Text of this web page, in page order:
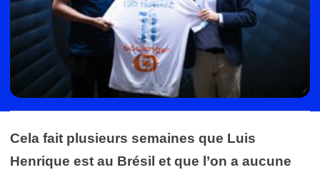
Cela fait plusieurs semaines que Luis
Henrique est au Brésil et que l’on a aucune